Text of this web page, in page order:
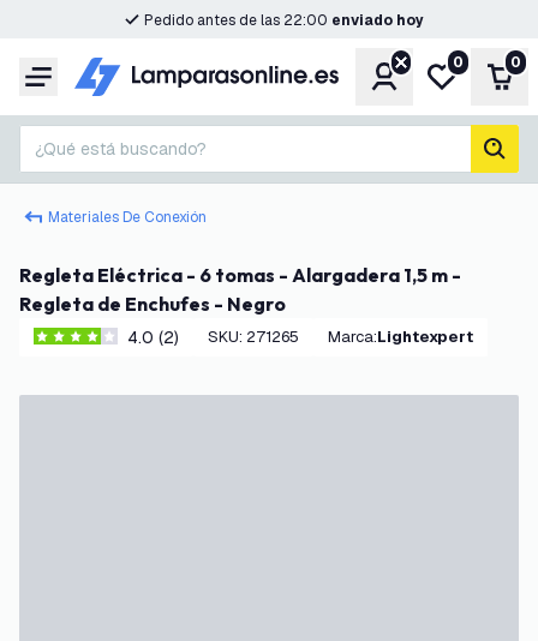
Pedido antes de las 22:00 enviado hoy
Menú CuentaMi lista de
0 0
¿Qué está buscando?
Materiales De Conexión
Regleta Eléctrica - 6 tomas - Alargadera 1,5 m -
Regleta de Enchufes - Negro
4 estrellas de puntuación
4.0 (2) SKU: 271265 Marca: Lightexpert